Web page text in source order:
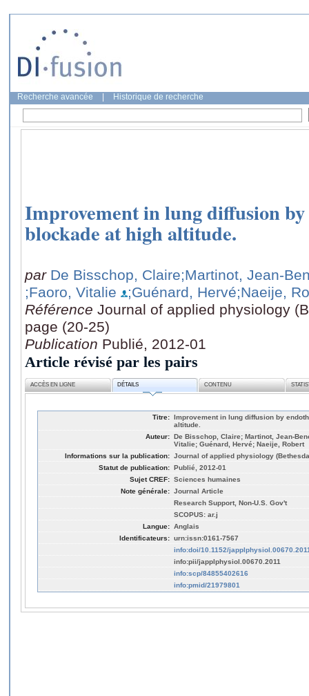
Recherche avancée Historique de recherche
Improvement in lung diffusion
blockade at high altitude.
par De Bisschop, Claire;Martinot, Jean-
;Faoro, Vitalie
;Guénard, Hervé;Naeije,
Référence Journal of applied physiology
page (20-25)
Publication Publié, 2012-01
Article révisé par les pairs
ACCÈS EN LIGNE DÉTAILS CONTENU
Titre: Improvement in lung diffusion by
altitude.
Auteur: De Bisschop, Claire; Martinot, Jean-
Vitalie; Guénard, Hervé; Naeije, Robert
Informations sur la publication: Journal of applied physiology
Statut de publication: Publié, 2012-01
Sujet CREF: Sciences humaines
Note générale: Journal Article
Research Support, Non-U.S. Gov't
SCOPUS: ar.j
Langue: Anglais
Identificateurs: urn:issn:0161-7567
info:doi/10.1152/
info:pii/japplphysiol.00670.2011
info:scp/84855402616
info:pmid/21979801